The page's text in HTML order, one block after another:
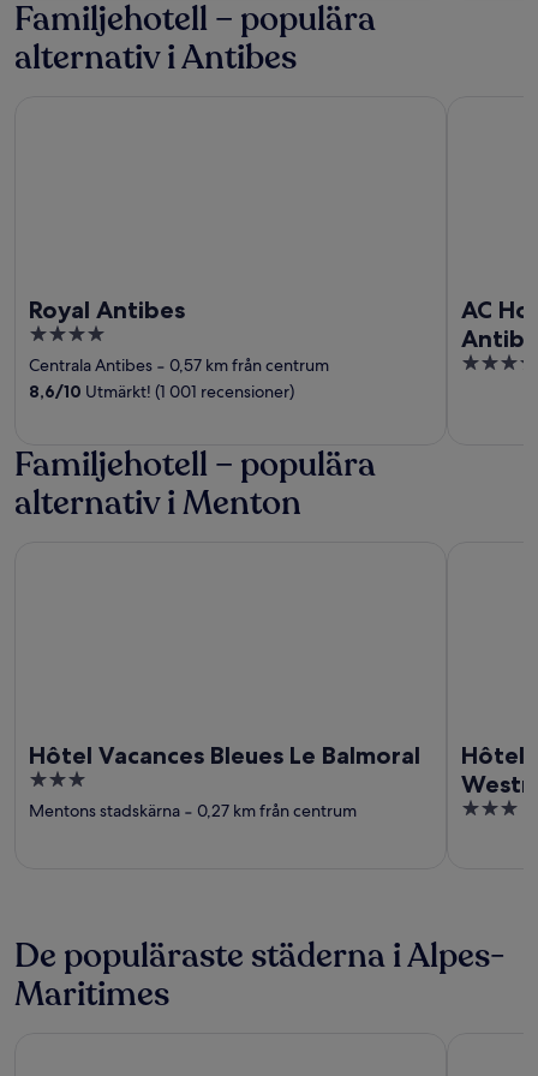
Familjehotell – populära
alternativ i Antibes
Royal Antibes
4
out
of
Centrala Antibes ‐ 0,57 km från centrum
8,6/10 Utmärkt! (1 001 recensioner)
AC
4
Familjehotell – populära
alternativ i Menton
Hôtel Vacances Bleues Le Balmoral
3
out
Mentons stadskärna ‐ 0,27 km från centrum
Hôtel
3
De populäraste städerna i Alpes-
Maritimes